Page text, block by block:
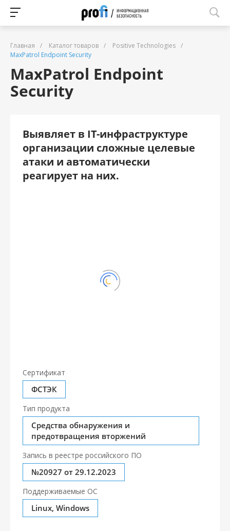
Главная / Каталог товаров / Positive Technologies /
MaxPatrol Endpoint Security
MaxPatrol Endpoint
Security
Выявляет в IT-инфраструктуре
организации сложные целевые
атаки и автоматически
реагирует на них.
Сертификат
ФСТЭК
Тип продукта
Средства обнаружения и
предотвращения вторжений
Запись в реестре российского ПО
№20927 от 29.12.2023
Поддерживаемые ОС
Linux, Windows